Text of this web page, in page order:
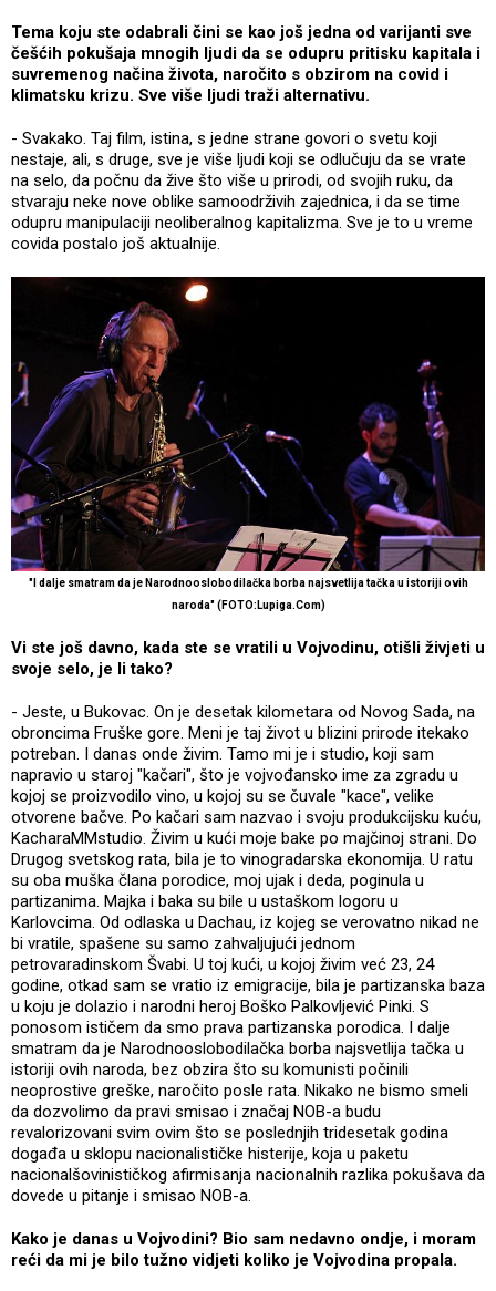
Tema koju ste odabrali čini se kao još jedna od varijanti sve
češćih pokušaja mnogih ljudi da se odupru pritisku kapitala i
suvremenog načina života, naročito s obzirom na covid i
klimatsku krizu. Sve više ljudi traži alternativu.
- Svakako. Taj film, istina, s jedne strane govori o svetu koji
nestaje, ali, s druge, sve je više ljudi koji se odlučuju da se vrate
na selo, da počnu da žive što više u prirodi, od svojih ruku, da
stvaraju neke nove oblike samoodrživih zajednica, i da se time
odupru manipulaciji neoliberalnog kapitalizma. Sve je to u vreme
covida postalo još aktualnije.
"I dalje smatram da je Narodnooslobodilačka borba najsvetlija tačka u istoriji ovih
naroda" (FOTO:Lupiga.Com)
Vi ste još davno, kada ste se vratili u Vojvodinu, otišli živjeti u
svoje selo, je li tako?
- Jeste, u Bukovac. On je desetak kilometara od Novog Sada, na
obroncima Fruške gore. Meni je taj život u blizini prirode itekako
potreban. I danas onde živim. Tamo mi je i studio, koji sam
napravio u staroj "kačari", što je vojvođansko ime za zgradu u
kojoj se proizvodilo vino, u kojoj su se čuvale "kace", velike
otvorene bačve. Po kačari sam nazvao i svoju produkcijsku kuću,
KacharaMMstudio. Živim u kući moje bake po majčinoj strani. Do
Drugog svetskog rata, bila je to vinogradarska ekonomija. U ratu
su oba muška člana porodice, moj ujak i deda, poginula u
partizanima. Majka i baka su bile u ustaškom logoru u
Karlovcima. Od odlaska u Dachau, iz kojeg se verovatno nikad ne
bi vratile, spašene su samo zahvaljujući jednom
petrovaradinskom Švabi. U toj kući, u kojoj živim već 23, 24
godine, otkad sam se vratio iz emigracije, bila je partizanska baza
u koju je dolazio i narodni heroj Boško Palkovljević Pinki. S
ponosom ističem da smo prava partizanska porodica. I dalje
smatram da je Narodnooslobodilačka borba najsvetlija tačka u
istoriji ovih naroda, bez obzira što su komunisti počinili
neoprostive greške, naročito posle rata. Nikako ne bismo smeli
da dozvolimo da pravi smisao i značaj NOB-a budu
revalorizovani svim ovim što se poslednjih tridesetak godina
događa u sklopu nacionalističke histerije, koja u paketu
nacionalšovinističkog afirmisanja nacionalnih razlika pokušava da
dovede u pitanje i smisao NOB-a.
Kako je danas u Vojvodini? Bio sam nedavno ondje, i moram
reći da mi je bilo tužno vidjeti koliko je Vojvodina propala.